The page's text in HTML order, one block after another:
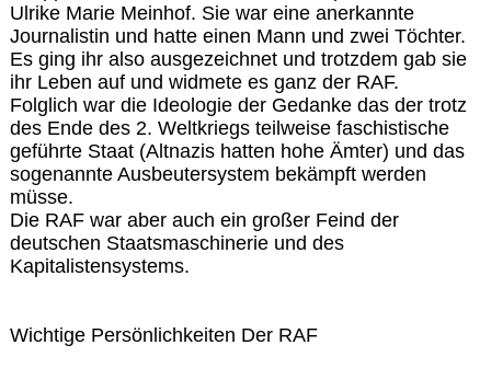
Ulrike Marie Meinhof. Sie war eine anerkannte
Journalistin und hatte einen Mann und zwei Töchter.
Es ging ihr also ausgezeichnet und trotzdem gab sie
ihr Leben auf und widmete es ganz der RAF.
Folglich war die Ideologie der Gedanke das der trotz
des Ende des 2. Weltkriegs teilweise faschistische
geführte Staat (Altnazis hatten hohe Ämter) und das
sogenannte Ausbeutersystem bekämpft werden
müsse.
Die RAF war aber auch ein großer Feind der
deutschen Staatsmaschinerie und des
Kapitalistensystems.
Wichtige Persönlichkeiten Der RAF